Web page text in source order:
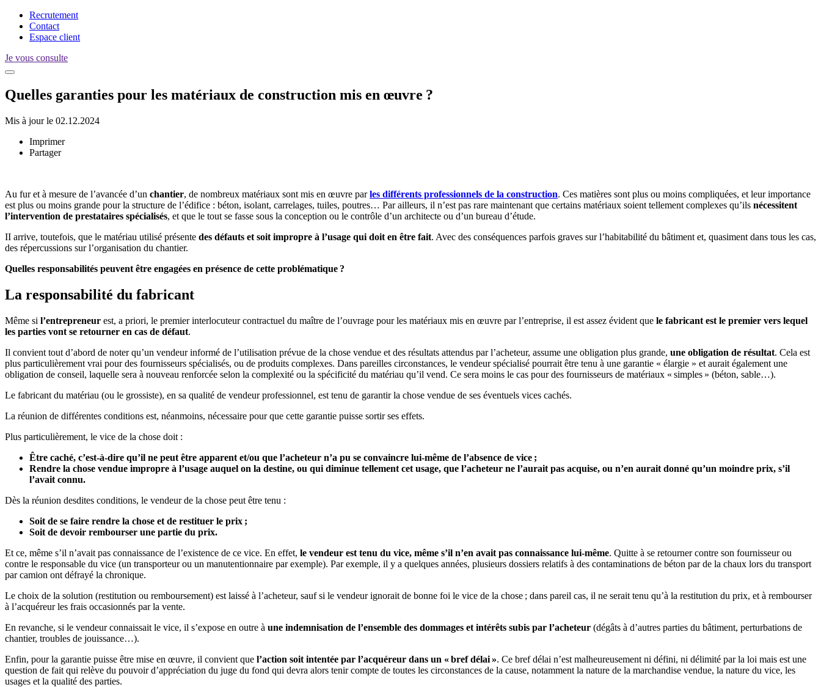
Recrutement
Contact
Espace client
Je vous consulte
Quelles garanties pour les matériaux de construction mis en œuvre ?
Mis à jour le 02.12.2024
Imprimer
Partager
Au fur et à mesure de l’avancée d’un chantier, de nombreux matériaux sont mis en œuvre par les différents professionnels de la construction. Ces matières sont plus ou moins compliquées, et leur importance
est plus ou moins grande pour la structure de l’édifice : béton, isolant, carrelages, tuiles, poutres… Par ailleurs, il n’est pas rare maintenant que certains matériaux soient tellement complexes qu’ils nécessitent
l’intervention de prestataires spécialisés, et que le tout se fasse sous la conception ou le contrôle d’un architecte ou d’un bureau d’étude.
II arrive, toutefois, que le matériau utilisé présente des défauts et soit impropre à l’usage qui doit en être fait. Avec des conséquences parfois graves sur l’habitabilité du bâtiment et, quasiment dans tous les cas,
des répercussions sur l’organisation du chantier.
Quelles responsabilités peuvent être engagées en présence de cette problématique ?
La responsabilité du fabricant
Même si l’entrepreneur est, a priori, le premier interlocuteur contractuel du maître de l’ouvrage pour les matériaux mis en œuvre par l’entreprise, il est assez évident que le fabricant est le premier vers lequel
les parties vont se retourner en cas de défaut.
Il convient tout d’abord de noter qu’un vendeur informé de l’utilisation prévue de la chose vendue et des résultats attendus par l’acheteur, assume une obligation plus grande, une obligation de résultat. Cela est
plus particulièrement vrai pour des fournisseurs spécialisés, ou de produits complexes. Dans pareilles circonstances, le vendeur spécialisé pourrait être tenu à une garantie « élargie » et aurait également une
obligation de conseil, laquelle sera à nouveau renforcée selon la complexité ou la spécificité du matériau qu’il vend. Ce sera moins le cas pour des fournisseurs de matériaux « simples » (béton, sable…).
Le fabricant du matériau (ou le grossiste), en sa qualité de vendeur professionnel, est tenu de garantir la chose vendue de ses éventuels vices cachés.
La réunion de différentes conditions est, néanmoins, nécessaire pour que cette garantie puisse sortir ses effets.
Plus particulièrement, le vice de la chose doit :
Être caché, c’est-à-dire qu’il ne peut être apparent et/ou que l’acheteur n’a pu se convaincre lui-même de l’absence de vice ;
Rendre la chose vendue impropre à l’usage auquel on la destine, ou qui diminue tellement cet usage, que l’acheteur ne l’aurait pas acquise, ou n’en aurait donné qu’un moindre prix, s’il
l’avait connu.
Dès la réunion desdites conditions, le vendeur de la chose peut être tenu :
Soit de se faire rendre la chose et de restituer le prix ;
Soit de devoir rembourser une partie du prix.
Et ce, même s’il n’avait pas connaissance de l’existence de ce vice. En effet, le vendeur est tenu du vice, même s’il n’en avait pas connaissance lui-même. Quitte à se retourner contre son fournisseur ou
contre le responsable du vice (un transporteur ou un manutentionnaire par exemple). Par exemple, il y a quelques années, plusieurs dossiers relatifs à des contaminations de béton par de la chaux lors du transport
par camion ont défrayé la chronique.
Le choix de la solution (restitution ou remboursement) est laissé à l’acheteur, sauf si le vendeur ignorait de bonne foi le vice de la chose ; dans pareil cas, il ne serait tenu qu’à la restitution du prix, et à rembourser
à l’acquéreur les frais occasionnés par la vente.
En revanche, si le vendeur connaissait le vice, il s’expose en outre à une indemnisation de l’ensemble des dommages et intérêts subis par l’acheteur (dégâts à d’autres parties du bâtiment, perturbations de
chantier, troubles de jouissance…).
Enfin, pour la garantie puisse être mise en œuvre, il convient que l’action soit intentée par l’acquéreur dans un « bref délai ». Ce bref délai n’est malheureusement ni défini, ni délimité par la loi mais est une
question de fait qui relève du pouvoir d’appréciation du juge du fond qui devra alors tenir compte de toutes les circonstances de la cause, notamment la nature de la marchandise vendue, la nature du vice, les
usages et la qualité des parties.